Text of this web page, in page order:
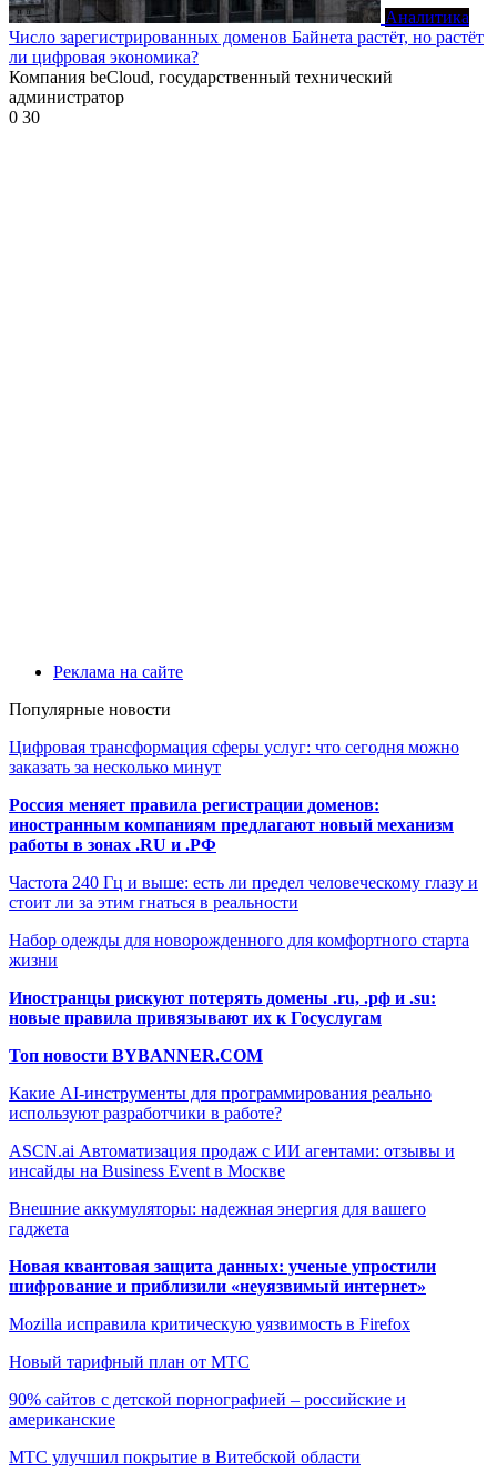
Аналитика
Число зарегистрированных доменов Байнета растёт, но растёт
ли цифровая экономика?
Компания beCloud, государственный технический
администратор
0 30
Реклама на сайте
Популярные новости
Цифровая трансформация сферы услуг: что сегодня можно
заказать за несколько минут
Россия меняет правила регистрации доменов:
иностранным компаниям предлагают новый механизм
работы в зонах .RU и .РФ
Частота 240 Гц и выше: есть ли предел человеческому глазу и
стоит ли за этим гнаться в реальности
Набор одежды для новорожденного для комфортного старта
жизни
Иностранцы рискуют потерять домены .ru, .рф и .su:
новые правила привязывают их к Госуслугам
Топ новости BYBANNER.COM
Какие AI-инструменты для программирования реально
используют разработчики в работе?
ASCN.ai Автоматизация продаж с ИИ агентами: отзывы и
инсайды на Business Event в Москве
Внешние аккумуляторы: надежная энергия для вашего
гаджета
Новая квантовая защита данных: ученые упростили
шифрование и приблизили «неуязвимый интернет»
Mozilla исправила критическую уязвимость в Firefox
Новый тарифный план от МТС
90% сайтов с детской порнографией – российские и
американские
МТС улучшил покрытие в Витебской области